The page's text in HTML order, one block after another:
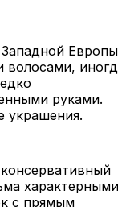
волосами,
руками.
украшения.
характерными
с прямым